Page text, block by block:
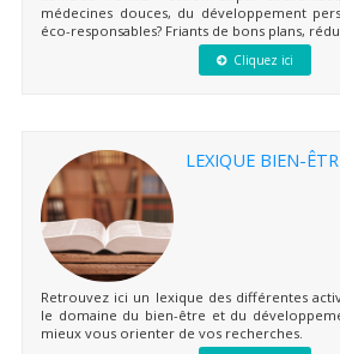
médecines douces, du développement
éco-responsables? Friants de bons plans,
Cliquez ici
LEXIQUE BIEN-
Retrouvez ici un lexique des différentes
le domaine du bien-être et du
mieux vous orienter de vos recherches.